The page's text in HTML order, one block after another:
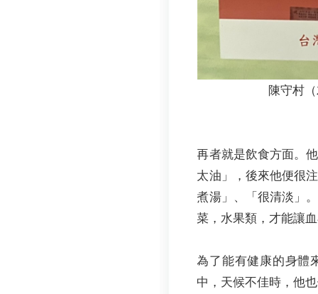
陳守村
再者就是飲食方面。
太油」，後來他便很
煮湯」、「很清淡」
菜，水果類，才能讓
為了能有健康的身體
中，天候不佳時，他